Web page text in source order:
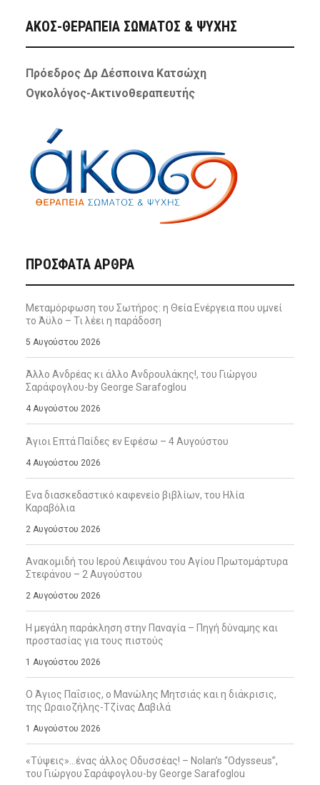
ΑΚΟΣ-ΘΕΡΑΠΕΙΑ ΣΩΜΑΤΟΣ & ΨΥΧΗΣ
Πρόεδρος Δρ Δέσποινα Κατσώχη
Ογκολόγος-Ακτινοθεραπευτής
ΠΡΌΣΦΑΤΑ ΆΡΘΡΑ
Μεταμόρφωση του Σωτήρος: η Θεία Ενέργεια που υμνεί
το Άϋλο – Τι λέει η παράδοση
5 Αυγούστου 2026
Άλλο Ανδρέας κι άλλο Ανδρουλάκης!, του Γιώργου
Σαράφογλου-by George Sarafoglou
4 Αυγούστου 2026
Άγιοι Επτά Παίδες εν Εφέσω – 4 Αυγούστου
4 Αυγούστου 2026
Ενα διασκεδαστικό καφενείο βιβλίων, του Ηλία
Καραβόλια
2 Αυγούστου 2026
Ανακομιδή του Ιερού Λειψάνου του Αγίου Πρωτομάρτυρα
Στεφάνου – 2 Αυγούστου
2 Αυγούστου 2026
Η μεγάλη παράκληση στην Παναγία – Πηγή δύναμης και
προστασίας για τους πιστούς
1 Αυγούστου 2026
Ο Άγιος Παΐσιος, ο Μανώλης Μητσιάς και η διάκρισις,
της Ωραιοζήλης-Τζίνας Δαβιλά
1 Αυγούστου 2026
«Τύψεις»…ένας άλλος Οδυσσέας! – Nolan’s “Odysseus”,
του Γιώργου Σαράφογλου-by George Sarafoglou